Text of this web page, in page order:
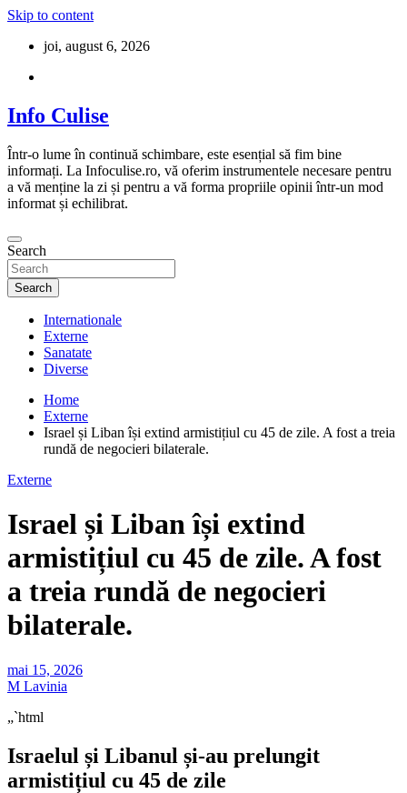
Skip to content
joi, august 6, 2026
Info Culise
Într-o lume în continuă schimbare, este esențial să fim bine
informați. La Infoculise.ro, vă oferim instrumentele necesare pentru
a vă menține la zi și pentru a vă forma propriile opinii într-un mod
informat și echilibrat.
Search
Search
Internationale
Externe
Sanatate
Diverse
Home
Externe
Israel și Liban își extind armistițiul cu 45 de zile. A fost a treia
rundă de negocieri bilaterale.
Externe
Israel și Liban își extind
armistițiul cu 45 de zile. A fost
a treia rundă de negocieri
bilaterale.
mai 15, 2026
M Lavinia
„`html
Israelul și Libanul și-au prelungit
armistițiul cu 45 de zile